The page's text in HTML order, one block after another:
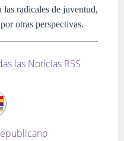
las radicales de juventud,
otras perspectivas.
las Noticias RSS